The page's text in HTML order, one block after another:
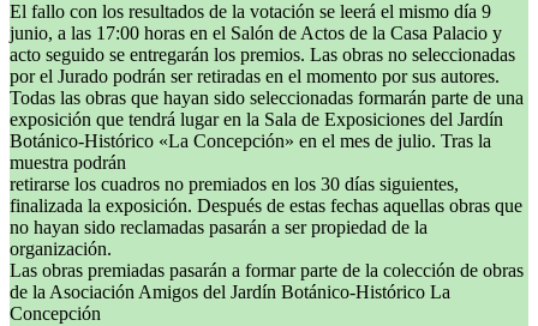
El fallo con los resultados de la votación se leerá el mismo día 9
junio, a las 17:00 horas en el Salón de Actos de la Casa Palacio y
acto seguido se entregarán los premios. Las obras no seleccionadas
por el Jurado podrán ser retiradas en el momento por sus autores.
Todas las obras que hayan sido seleccionadas formarán parte de una
exposición que tendrá lugar en la Sala de Exposiciones del Jardín
Botánico-Histórico «La Concepción» en el mes de julio. Tras la
muestra podrán
retirarse los cuadros no premiados en los 30 días siguientes,
finalizada la exposición. Después de estas fechas aquellas obras que
no hayan sido reclamadas pasarán a ser propiedad de la
organización.
Las obras premiadas pasarán a formar parte de la colección de obras
de la Asociación Amigos del Jardín Botánico-Histórico La
Concepción